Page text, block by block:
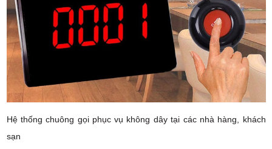
Hệ thống chuông gọi phục vụ không dây tại các nhà hàng, khách
sạn